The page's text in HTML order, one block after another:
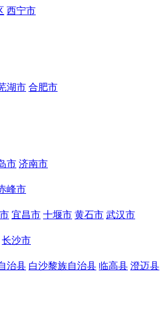
西宁市
湖市 合肥市
市 济南市
峰市
宜昌市 十堰市 黄石市 武汉市
长沙市
治县 白沙黎族自治县 临高县 澄迈县